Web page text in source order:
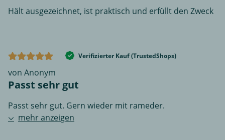
Hält ausgezeichnet, ist praktisch und erfüllt den Zweck
Verifizierter Kauf (TrustedShops)
von Anonym
Passt sehr gut
Passt sehr gut. Gern wieder mit rameder.
mehr anzeigen